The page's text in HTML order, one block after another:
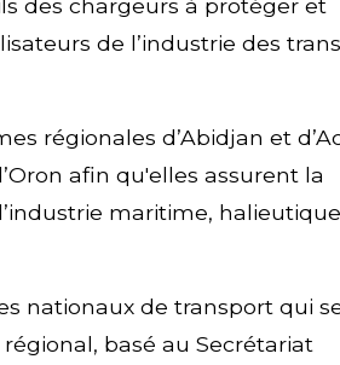
des chargeurs à protéger et
de l’industrie des
régionales d’Abidjan et
afin qu'elles assurent la
maritime,
nationaux de transport qui
basé au Secrétariat